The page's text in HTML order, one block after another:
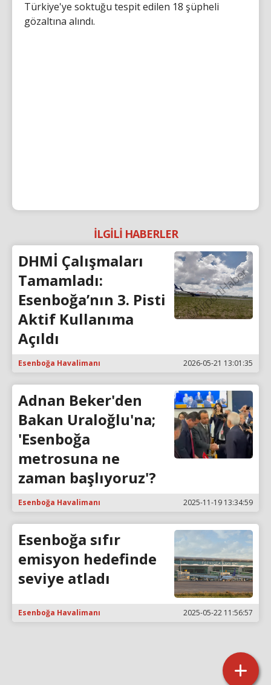
Türkiye'ye soktuğu tespit edilen 18 şüpheli
gözaltına alındı.
İLGİLİ HABERLER
DHMİ Çalışmaları
Tamamladı:
Esenboğa’nın 3. Pisti
Aktif Kullanıma
Açıldı
Esenboğa Havalimanı 2026-05-21 13:01:35
Adnan Beker'den
Bakan Uraloğlu'na;
'Esenboğa
metrosuna ne
zaman başlıyoruz'?
Esenboğa Havalimanı 2025-11-19 13:34:59
Esenboğa sıfır
emisyon hedefinde
seviye atladı
Esenboğa Havalimanı 2025-05-22 11:56:57